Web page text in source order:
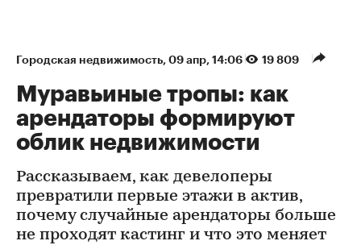
Городская недвижимость 09 апр, 14:06 19 809
Муравьиные тропы: как
арендаторы формируют
облик недвижимости
Рассказываем, как девелоперы
превратили первые этажи в актив,
почему случайные арендаторы больше
не проходят кастинг и что это меняет